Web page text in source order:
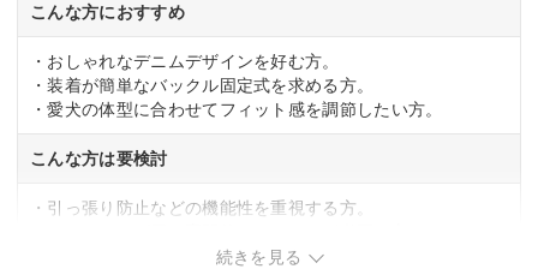
こんな方におすすめ
・おしゃれなデニムデザインを好む方。
・装着が簡単なバックル固定式を求める方。
・愛犬の体型に合わせてフィット感を調節したい方。
こんな方は要検討
・引っ張り防止などの機能性を重視する方。
続きを見る